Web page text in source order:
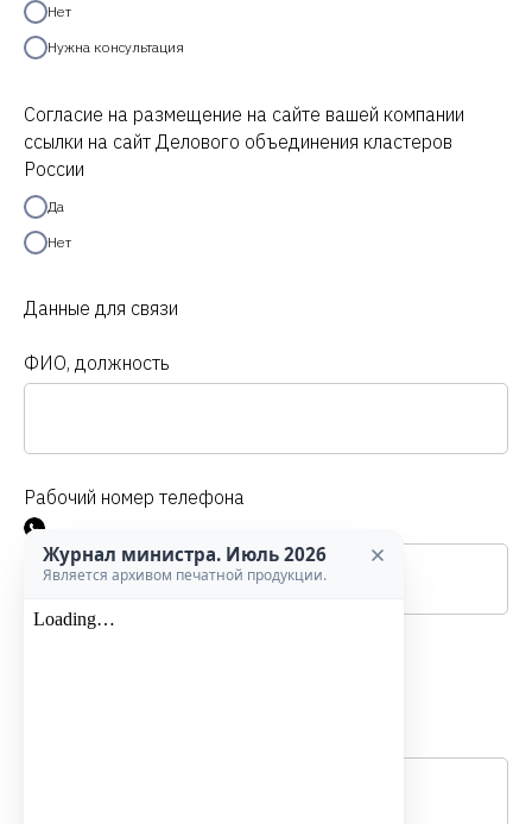
Нет
Нужна консультация
Согласие на размещение на сайте вашей компании
ссылки на сайт Делового объединения кластеров
России
Да
Нет
Данные для связи
ФИО, должность
Рабочий номер телефона
Журнал министра. Июль 2026
Является архивом печатной продукции.